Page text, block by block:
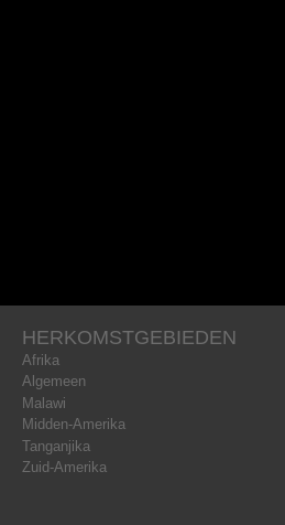
HERKOMSTGEBIEDEN
Afrika
Algemeen
Malawi
Midden-Amerika
Tanganjika
Zuid-Amerika